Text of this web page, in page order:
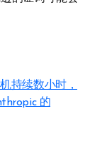
持续数小时，
的